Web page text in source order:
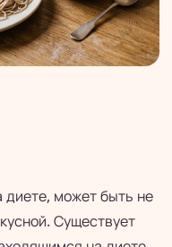
может быть не
Существует